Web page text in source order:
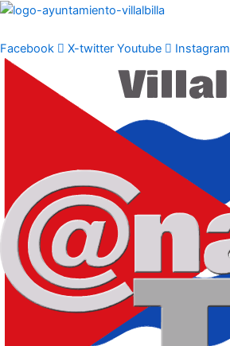
Ir
contenido
Facebook X-twitter Youtube Instagram